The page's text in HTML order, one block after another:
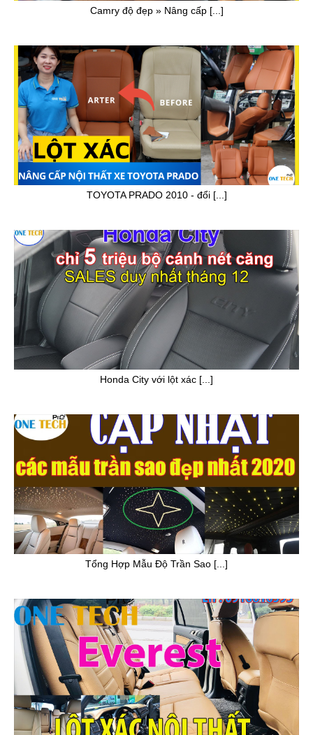
Camry độ đẹp » Nâng cấp [...]
TOYOTA PRADO 2010 - đổi [...]
Honda City với lột xác [...]
Tổng Hợp Mẫu Độ Trần Sao [...]